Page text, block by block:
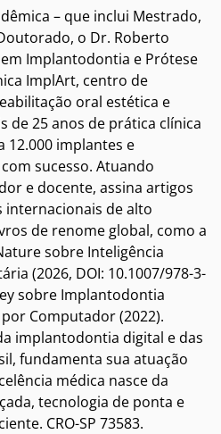
– que inclui Mestrado,
o Dr. Roberto
Implantodontia e Prótese
ImplArt, centro de
oral estética e
de 25 anos de prática clínica
12.000 implantes e
sucesso. Atuando
e docente, assina artigos
internacionais de alto
de renome global, como a
sobre Inteligência
(2026, DOI: 10.1007/978-3-
sobre Implantodontia
Computador (2022).
implantodontia digital e das
fundamenta sua atuação
médica nasce da
tecnologia de ponta e
CRO-SP 73583.